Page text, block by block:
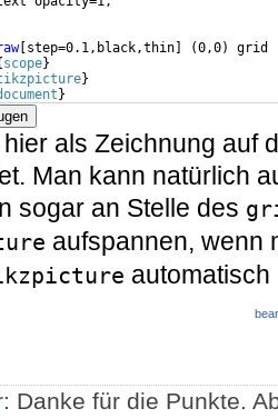
[ step=0.1,black,thin (0,0) grid
scope}
}
}
hier als Zeichnung auf
Man kann natürlich
sogar an Stelle des
aufspannen, wenn
: Danke für die Punkte.